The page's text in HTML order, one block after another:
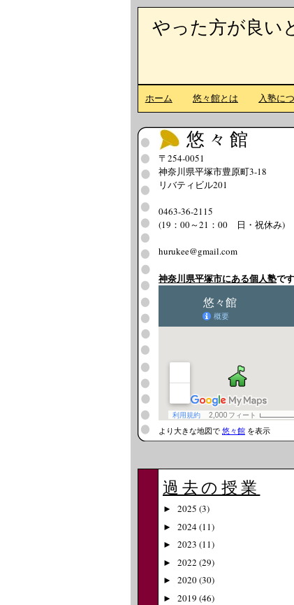
やった方が良い
ホーム 悠々館とは 入塾に
悠々館
〒254-0051
神奈川県平塚市豊原町3-18
リバティビル201
0463-36-2115
(19：00～21：00 日・祝休み)
hurukee@gmail.com
神奈川県平塚市にある個人塾です
より大きな地図で 悠々館 を表示
過去の授業
► 2025 (3)
► 2024(11)
► 2023 (11)
► 2022 (29)
► 2020(30)
► 2019 (46)